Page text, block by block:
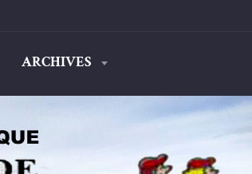
ARCHIVES